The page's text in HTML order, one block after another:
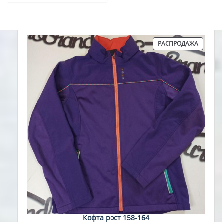
РАСПРОДАЖА
ТОВАР
Кофта рост 158-164